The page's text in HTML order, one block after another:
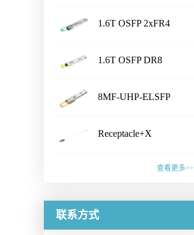
Chassis Size：1U/2U/3U/4U/
LC /CS /SN /MPO /MMC /SN-
with smaller wiring space· Fiber
Aluminum alloy/ Zn-plate/
围· Datacenter· CPO Integrated
Switching System· Ultra-large-
scale AI GPU computing cluster·
1.6T OSFP 2xFR4
Transceiver产品特性·
MSA compliant· CMIS5.2
多信息：Sales@o-netcom.com
1.6T OSFP DR8
Transceiver产品特性·
MSA compliant· CMIS 5.2
Dual MPO-12 or MPO-16应用
范围· 1.6T Ethernet Link联系销
8MF-UHP-ELSFP
Continuous Wave (CW) lasers·
Receptacle+X
性· Pull force 1-3N or
查看更多>>
联系方式